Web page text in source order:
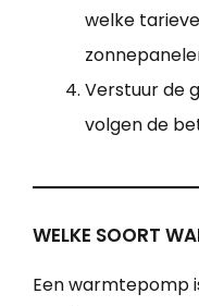
welke
Verstuur de
volgen de
WELKE SOORT
Een warmtepomp